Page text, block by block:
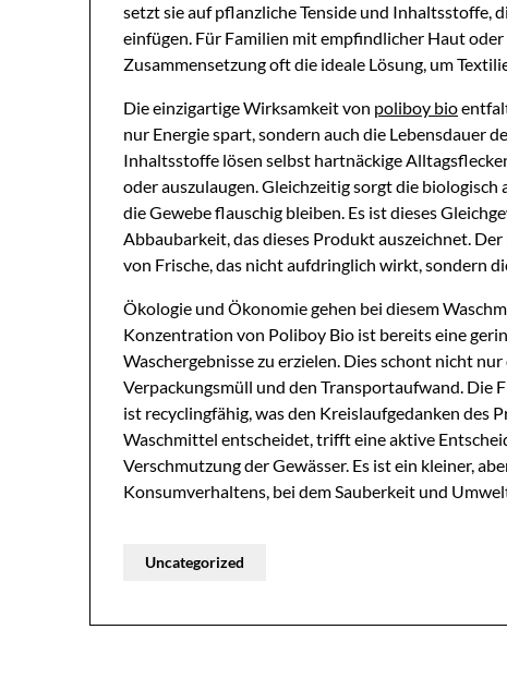
setzt sie auf pflanzliche Tenside und Inhaltsstoffe,
einfügen. Für Familien mit empfindlicher Haut
Zusammensetzung oft die ideale Lösung, um
Die einzigartige Wirksamkeit von poliboy bio
nur Energie spart, sondern auch die Lebensdauer
Inhaltsstoffe lösen selbst hartnäckige
oder auszulaugen. Gleichzeitig sorgt die
die Gewebe flauschig bleiben. Es ist dieses
Abbaubarkeit, das dieses Produkt auszeichnet.
von Frische, das nicht aufdringlich wirkt, sondern
Ökologie und Ökonomie gehen bei diesem
Konzentration von Poliboy Bio ist bereits eine
Waschergebnisse zu erzielen. Dies schont nicht
Verpackungsmüll und den Transportaufwand. Die
ist recyclingfähig, was den Kreislaufgedanken des
Waschmittel entscheidet, trifft eine aktive
Verschmutzung der Gewässer. Es ist ein kleiner,
Konsumverhaltens, bei dem Sauberkeit und
Uncategorized